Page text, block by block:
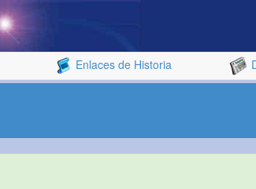
Enlaces de Historia